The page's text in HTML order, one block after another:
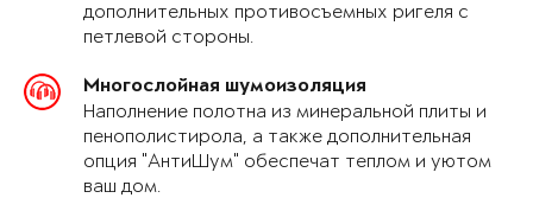
дополнительных противосъемных ригеля с
петлевой стороны.
Многослойная шумоизоляция
Наполнение полотна из минеральной плиты и
пенополистирола, а также дополнительная
опция "АнтиШум" обеспечат теплом и уютом
ваш дом.